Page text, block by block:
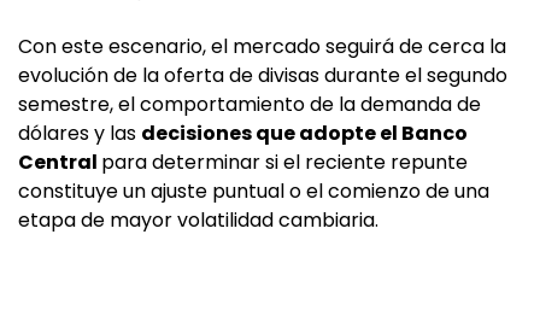
Con este escenario, el mercado seguirá de cerca la
evolución de la oferta de divisas durante el segundo
semestre, el comportamiento de la demanda de
dólares y las decisiones que adopte el Banco
Central para determinar si el reciente repunte
constituye un ajuste puntual o el comienzo de una
etapa de mayor volatilidad cambiaria.